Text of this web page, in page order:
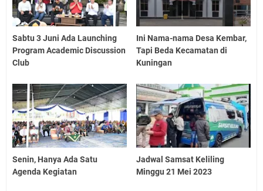
Sabtu 3 Juni Ada Launching
Program Academic Discussion
Club
Ini Nama-nama Desa Kembar,
Tapi Beda Kecamatan di
Kuningan
Senin, Hanya Ada Satu
Agenda Kegiatan
Jadwal Samsat Keliling
Minggu 21 Mei 2023